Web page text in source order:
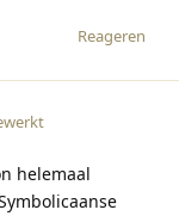
Reageren
helemaal